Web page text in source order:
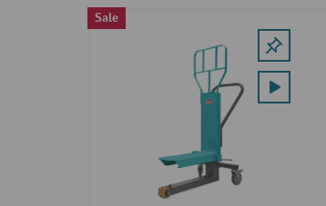
Sale